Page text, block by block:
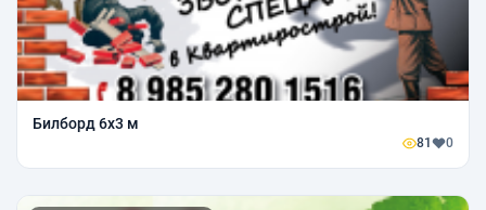
Билборд 6х3 м
81 0